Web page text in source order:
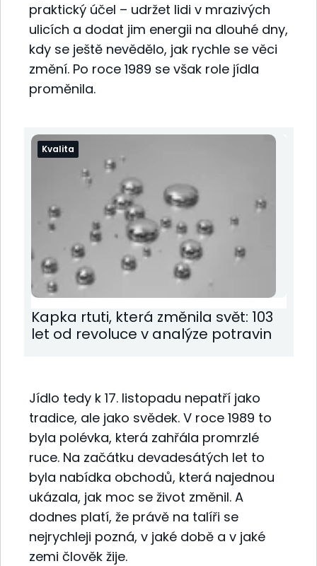
praktický účel – udržet lidi v mrazivých
ulicích a dodat jim energii na dlouhé dny,
kdy se ještě nevědělo, jak rychle se věci
změní. Po roce 1989 se však role jídla
proměnila.
Kvalita
Kapka rtuti, která změnila svět: 103
let od revoluce v analýze potravin
Jídlo tedy k 17. listopadu nepatří jako
tradice, ale jako svědek. V roce 1989 to
byla polévka, která zahřála promrzlé
ruce. Na začátku devadesátých let to
byla nabídka obchodů, která najednou
ukázala, jak moc se život změnil. A
dodnes platí, že právě na talíři se
nejrychleji pozná, v jaké době a v jaké
zemi člověk žije.